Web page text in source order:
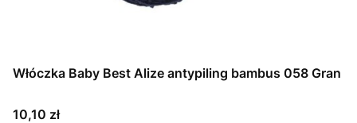
Włóczka Baby Best Alize antypiling bambus 058 Gran
Cena
10,10 zł